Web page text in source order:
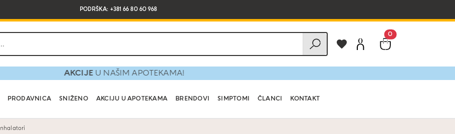
PODRŠKA: +381 66 80 60 968
0
AKCIJEU NAŠIM APOTEKAMA!
PRODAVNICA SNIŽENO AKCIJU U APOTEKAMA BRENDOVI SIMPTOMI ČLANCI KONTAKT
Inhalatori